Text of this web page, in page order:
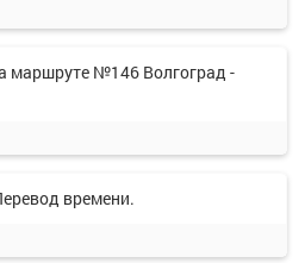
маршруте №146 Волгоград -
времени.